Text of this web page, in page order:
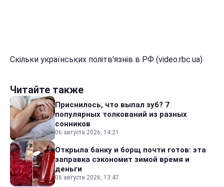
Скільки українських політв'язнів в РФ (video.rbc.ua)
Читайте также
Приснилось, что выпал зуб? 7
популярных толкований из разных
сонников
06 августа 2026, 14:21
Открыла банку и борщ почти готов: эта
заправка сэкономит зимой время и
деньги
06 августа 2026, 13:47